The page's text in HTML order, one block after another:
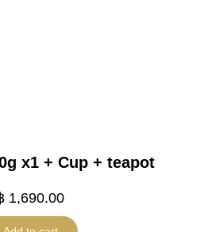
x1 + Cup + teapot
1,690.00